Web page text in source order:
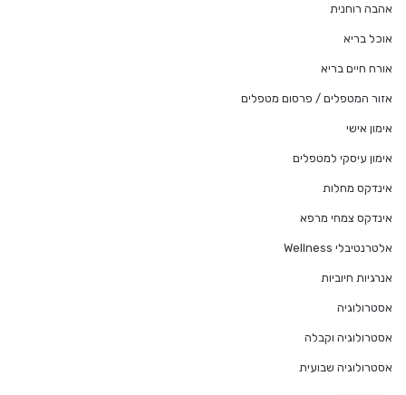
אהבה רוחנית
אוכל בריא
אורח חיים בריא
אזור המטפלים / פרסום מטפלים
אימון אישי
אימון עיסקי למטפלים
אינדקס מחלות
אינדקס צמחי מרפא
אלטרנטיבלי Wellness
אנרגיות חיוביות
אסטרולוגיה
אסטרולוגיה וקבלה
אסטרולוגיה שבועית